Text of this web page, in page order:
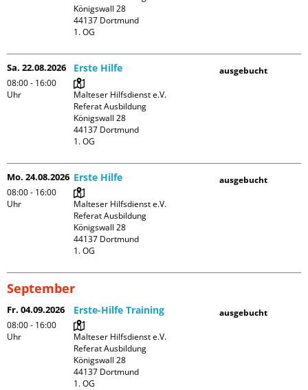
Königswall 28
44137 Dortmund
1. OG
Sa. 22.08.2026
08:00 - 16:00
Uhr
Erste Hilfe
Malteser Hilfsdienst e.V.
Referat Ausbildung
Königswall 28
44137 Dortmund
1. OG
ausgebucht
Mo. 24.08.2026
08:00 - 16:00
Uhr
Erste Hilfe
Malteser Hilfsdienst e.V.
Referat Ausbildung
Königswall 28
44137 Dortmund
1. OG
ausgebucht
September
Fr. 04.09.2026
08:00 - 16:00
Uhr
Erste-Hilfe Training
Malteser Hilfsdienst e.V.
Referat Ausbildung
Königswall 28
44137 Dortmund
1. OG
ausgebucht